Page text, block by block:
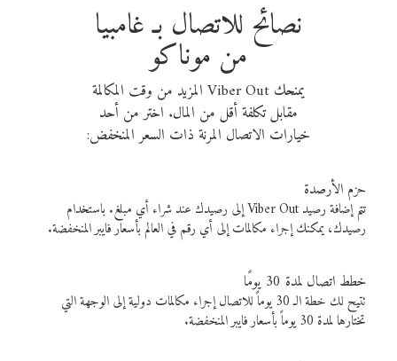
نصائح للاتصال بـ غامبيا
من موناكو
يمنحك Viber Out المزيد من وقت المكالمة
مقابل تكلفة أقل من المال. اختر من أحد
خيارات الاتصال المرنة ذات السعر المنخفض:
حزم الأرصدة
تتم إضافة رصيد Viber Out إلى رصيدك عند شراء أي مبلغ. باستخدام
رصيدك، يمكنك إجراء مكالمات إلى أي رقم في العالم بأسعار فايبر المنخفضة.
خطط اتصال لمدة 30 يومًا
تتيح لك خطة الـ 30 يوماً للاتصال إجراء مكالمات دولية إلى الوجهة التي
تختارها لمدة 30 يوماً بأسعار فايبر المنخفضة.